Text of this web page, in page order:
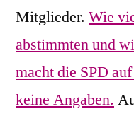
Mitglieder. Wie
abstimmten und
macht die SPD
keine Angaben.